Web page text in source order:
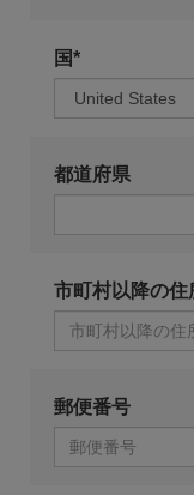
国*
都道府県
市町村以降の住
郵便番号